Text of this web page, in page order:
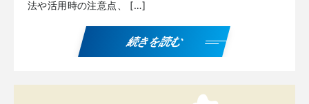
法や活用時の注意点、 […]
続きを読む